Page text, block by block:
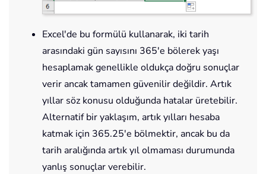
Excel'de bu formülü kullanarak, iki tarih
arasındaki gün sayısını 365'e bölerek yaşı
hesaplamak genellikle oldukça doğru sonuçlar
verir ancak tamamen güvenilir değildir. Artık
yıllar söz konusu olduğunda hatalar üretebilir.
Alternatif bir yaklaşım, artık yılları hesaba
katmak için 365.25'e bölmektir, ancak bu da
tarih aralığında artık yıl olmaması durumunda
yanlış sonuçlar verebilir.